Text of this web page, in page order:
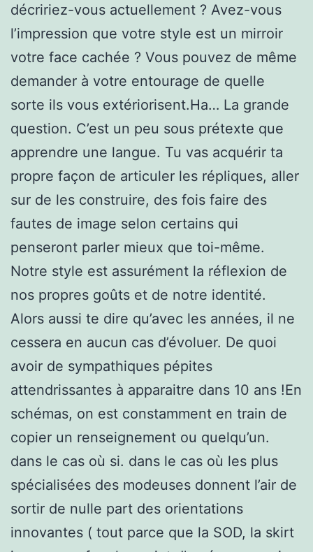
décririez-vous actuellement ? Avez-vous
l’impression que votre style est un mirroir
votre face cachée ? Vous pouvez de même
demander à votre entourage de quelle
sorte ils vous extériorisent.Ha… La grande
question. C’est un peu sous prétexte que
apprendre une langue. Tu vas acquérir ta
propre façon de articuler les répliques, aller
sur de les construire, des fois faire des
fautes de image selon certains qui
penseront parler mieux que toi-même.
Notre style est assurément la réflexion de
nos propres goûts et de notre identité.
Alors aussi te dire qu’avec les années, il ne
cessera en aucun cas d’évoluer. De quoi
avoir de sympathiques pépites
attendrissantes à apparaitre dans 10 ans !En
schémas, on est constamment en train de
copier un renseignement ou quelqu’un.
dans le cas où si. dans le cas où les plus
spécialisées des modeuses donnent l’air de
sortir de nulle part des orientations
innovantes ( tout parce que la SOD, la skirt